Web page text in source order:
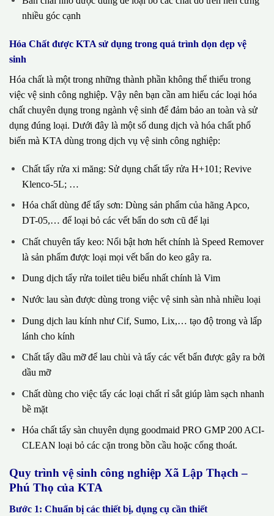
nhiều góc cạnh
Hóa Chất được KTA sử dụng trong quá trình dọn dẹp vệ
sinh
Hóa chất là một trong những thành phần không thể thiếu trong
việc vệ sinh công nghiệp. Vậy nên bạn cần am hiểu các loại hóa
chất chuyên dụng trong ngành vệ sinh để đảm bảo an toàn và sử
dụng đúng loại. Dưới đây là một số dung dịch và hóa chất phổ
biến mà KTA dùng trong dịch vụ vệ sinh công nghiệp:
Chất tẩy rửa xi măng: Sử dụng chất tẩy rửa H+101; Revive
Klenco-5L; …
Hóa chất dùng để tẩy sơn: Dùng sản phẩm của hãng Apco,
DT-05,… để loại bỏ các vết bẩn do sơn cũ để lại
Chất chuyên tẩy keo: Nổi bật hơn hết chính là Speed Remover
là sản phẩm được loại mọi vết bẩn do keo gây ra.
Dung dịch tẩy rửa toilet tiêu biểu nhất chính là Vim
Nước lau sàn được dùng trong việc vệ sinh sàn nhà nhiều loại
Dung dịch lau kính như Cif, Sumo, Lix,… tạo độ trong và lấp
lánh cho kính
Chất tẩy dầu mỡ để lau chùi và tẩy các vết bẩn được gây ra bởi
dầu mỡ
Chất dùng cho việc tẩy các loại chất rỉ sắt giúp làm sạch nhanh
bề mặt
Hóa chất tẩy sàn chuyên dụng goodmaid PRO GMP 200 ACI-
CLEAN loại bỏ các cặn trong bồn cầu hoặc cống thoát.
Quy trình vệ sinh công nghiệp Xã Lập Thạch –
Phú Thọ của KTA
Bước 1: Chuẩn bị các thiết bị, dụng cụ cần thiết